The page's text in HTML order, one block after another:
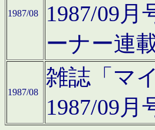
1987/08
1987/09
ーナー連
1987/08
雑誌「マ
1987/09